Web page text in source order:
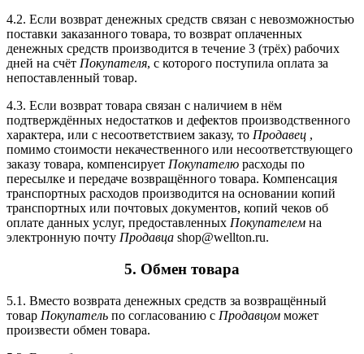
4.2. Если возврат денежных средств связан с невозможностью
поставки заказанного товара, то возврат оплаченных
денежных средств производится в течение 3 (трёх) рабочих
дней на счёт Покупателя, с которого поступила оплата за
непоставленный товар.
4.3. Если возврат товара связан с наличием в нём
подтверждённых недостатков и дефектов производственного
характера, или с несоответствием заказу, то Продавец ,
помимо стоимости некачественного или несоответствующего
заказу товара, компенсирует Покупателю расходы по
пересылке и передаче возвращённого товара. Компенсация
транспортных расходов производится на основании копий
транспортных или почтовых документов, копий чеков об
оплате данных услуг, предоставленных Покупателем на
электронную почту Продавца shop@wellton.ru.
5. Обмен товара
5.1. Вместо возврата денежных средств за возвращённый
товар Покупатель по согласованию с Продавцом может
произвести обмен товара.